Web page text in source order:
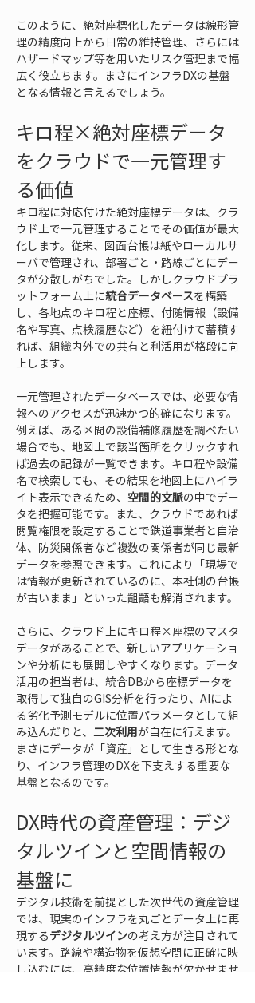
このように、絶対座標化したデータは線形管
理の精度向上から日常の維持管理、さらには
ハザードマップ等を用いたリスク管理まで幅
広く役立ちます。まさにインフラDXの基盤
となる情報と言えるでしょう。
キロ程×絶対座標データ
をクラウドで一元管理す
る価値
キロ程に対応付けた絶対座標データは、クラ
ウド上で一元管理することでその価値が最大
化します。従来、図面台帳は紙やローカルサ
ーバで管理され、部署ごと・路線ごとにデー
タが分散しがちでした。しかしクラウドプラ
ットフォーム上に統合データベースを構築
し、各地点のキロ程と座標、付随情報（設備
名や写真、点検履歴など）を紐付けて蓄積す
れば、組織内外での共有と利活用が格段に向
上します。
一元管理されたデータベースでは、必要な情
報へのアクセスが迅速かつ的確になります。
例えば、ある区間の設備補修履歴を調べたい
場合でも、地図上で該当箇所をクリックすれ
ば過去の記録が一覧できます。キロ程や設備
名で検索しても、その結果を地図上にハイラ
イト表示できるため、 空間的文脈の中でデー
タを把握可能です。また、クラウドであれば
閲覧権限を設定することで鉄道事業者と自治
体、防災関係者など複数の関係者が同じ最新
データを参照できます。これにより「現場で
は情報が更新されているのに、本社側の台帳
が古いまま」といった齟齬も解消されます。
さらに、クラウド上にキロ程×座標のマスタ
データがあることで、新しいアプリケーショ
ンや分析にも展開しやすくなります。データ
活用の担当者は、統合DBから座標データを
取得して独自のGIS分析を行ったり、AIによ
る劣化予測モデルに位置パラメータとして組
み込んだりと、 二次利用が自在に行えます。
まさにデータが「資産」として生きる形とな
り、インフラ管理のDXを下支えする重要な
基盤となるのです。
DX時代の資産管理：デジ
タルツインと空間情報の
基盤に
デジタル技術を前提とした次世代の資産管理
では、現実のインフラを丸ごとデータ上に再
現するデジタルツインの考え方が注目されて
います。路線や構造物を仮想空間に正確に映
し込むには、高精度な位置情報が欠かせませ